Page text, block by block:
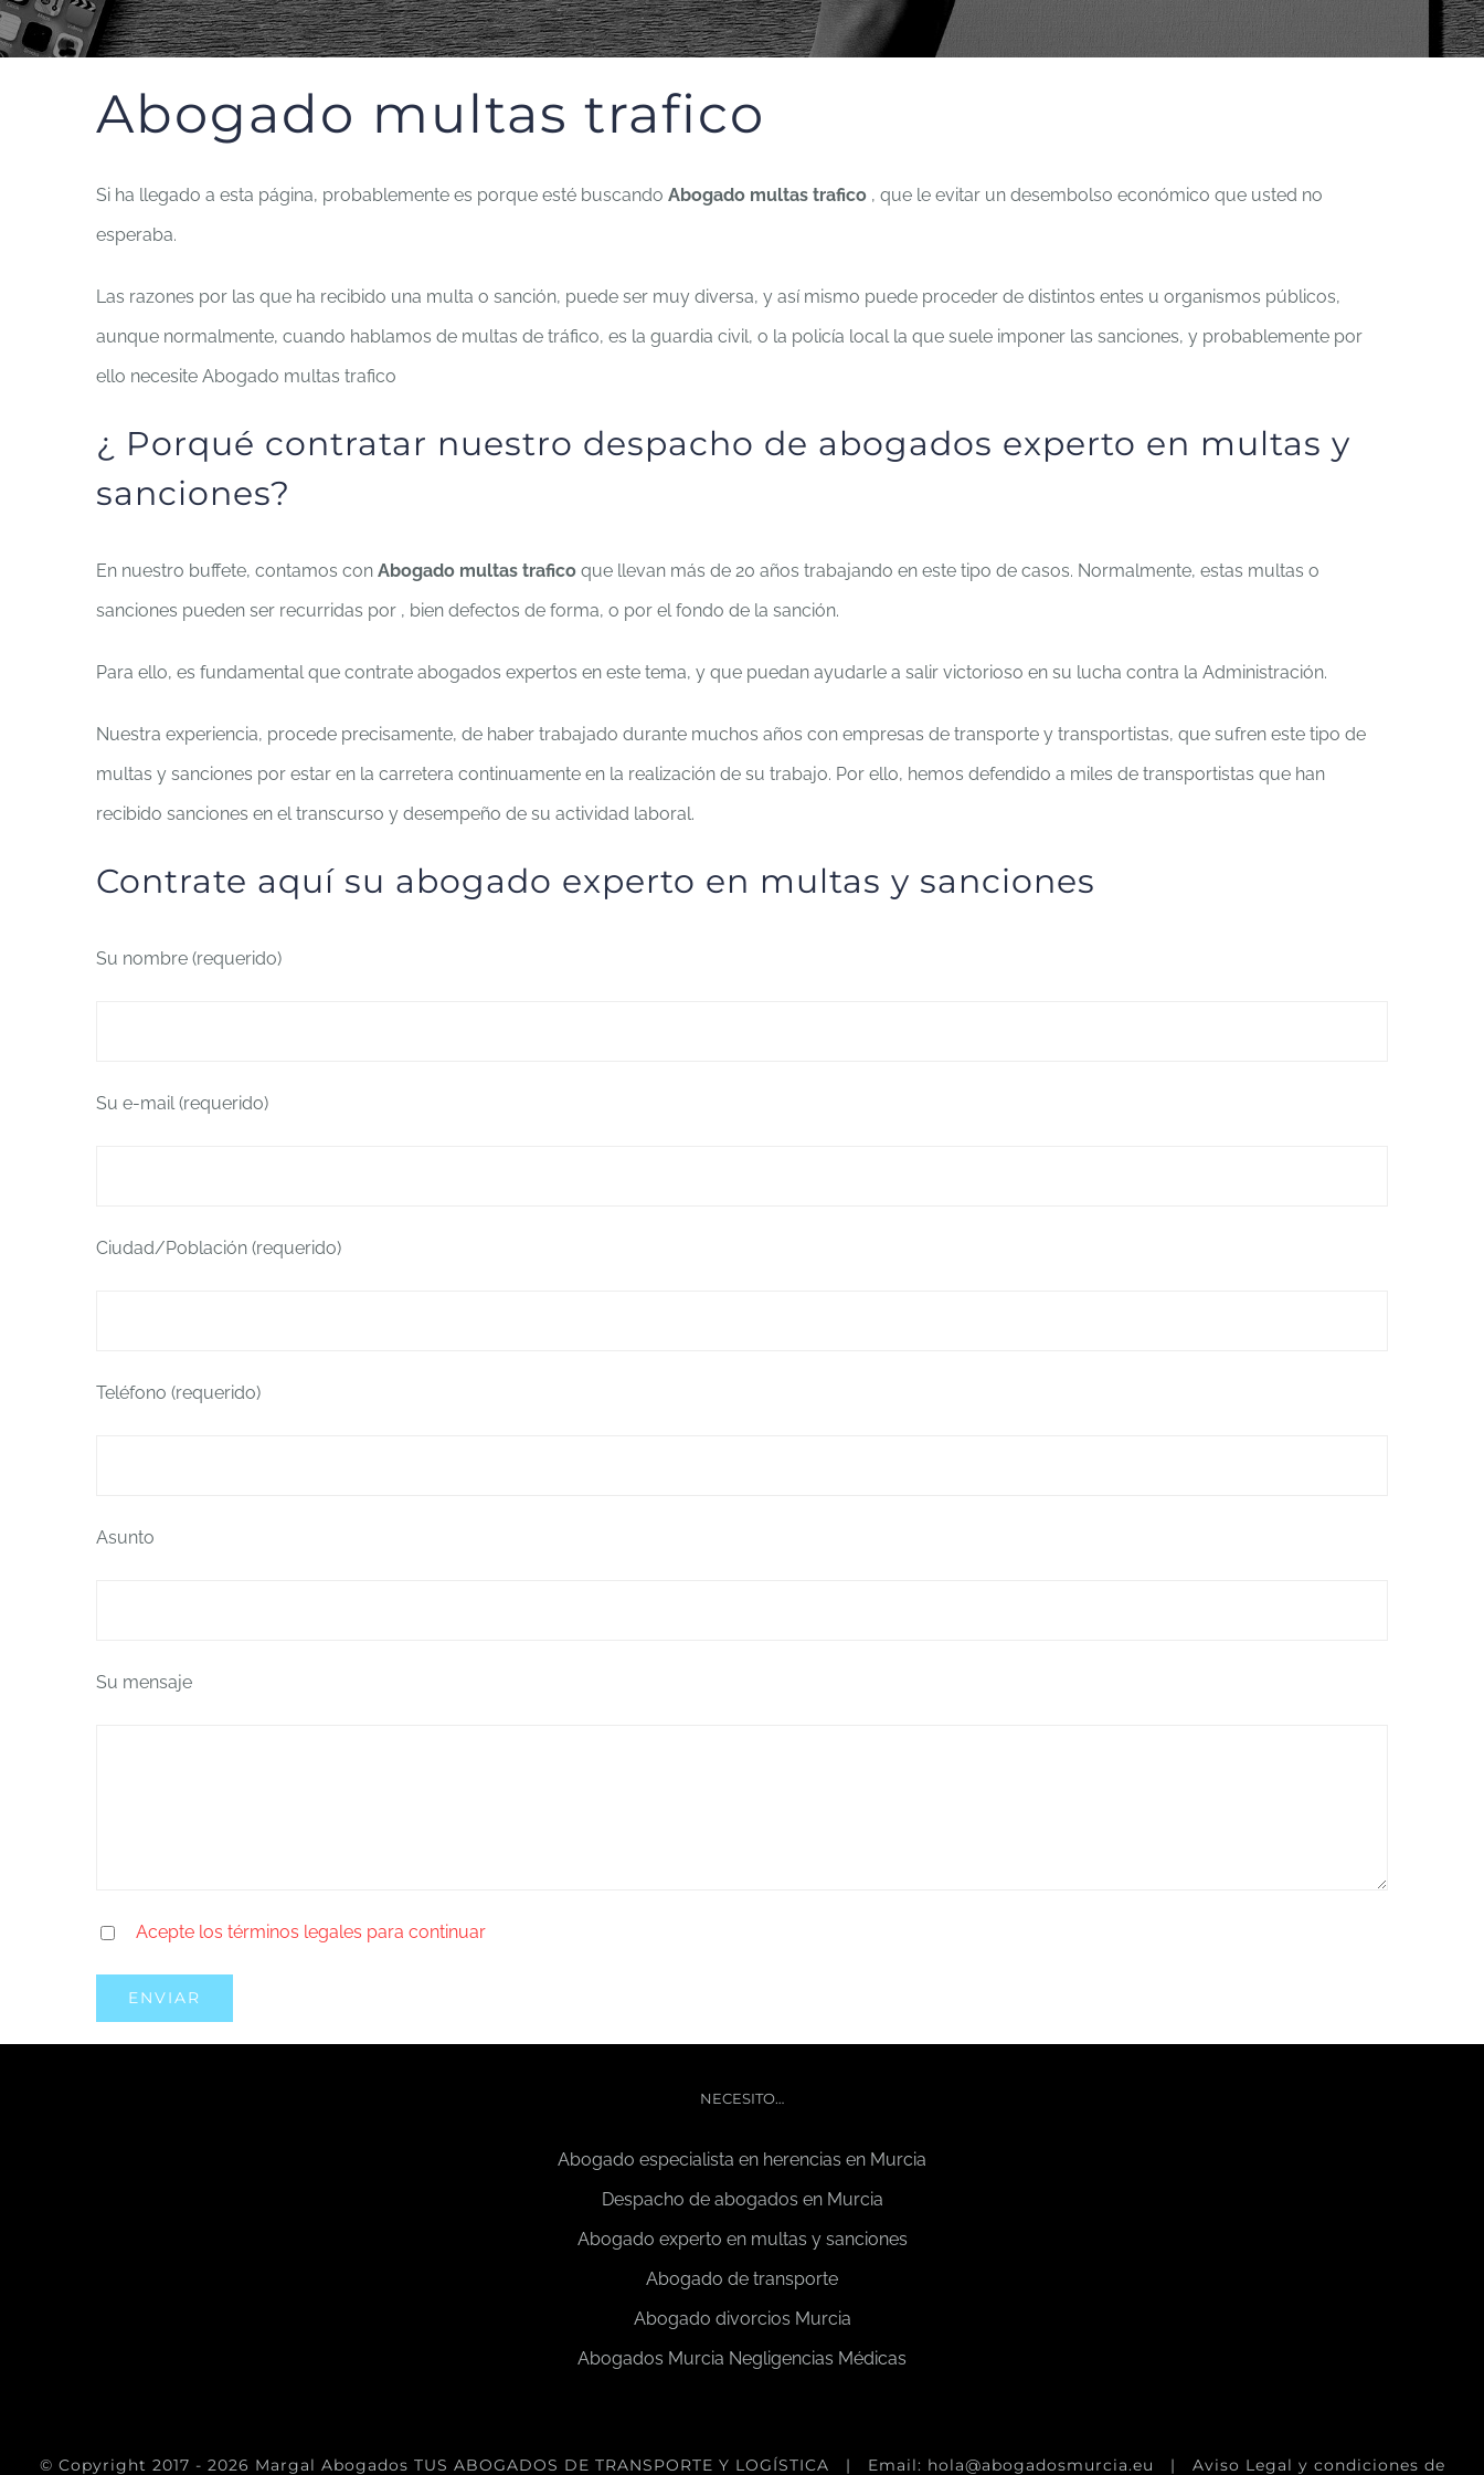
Abogado multas trafico
Si ha llegado a esta página, probablemente es porque esté buscando Abogado multas trafico , que le evitar un desembolso económico que usted no
esperaba.
Las razones por las que ha recibido una multa o sanción, puede ser muy diversa, y así mismo puede proceder de distintos entes u organismos públicos,
aunque normalmente, cuando hablamos de multas de tráfico, es la guardia civil, o la policía local la que suele imponer las sanciones, y probablemente por
ello necesite Abogado multas trafico
¿ Porqué contratar nuestro despacho de abogados experto en multas y
sanciones?
En nuestro buffete, contamos con Abogado multas trafico que llevan más de 20 años trabajando en este tipo de casos. Normalmente, estas multas o
sanciones pueden ser recurridas por , bien defectos de forma, o por el fondo de la sanción.
Para ello, es fundamental que contrate abogados expertos en este tema, y que puedan ayudarle a salir victorioso en su lucha contra la Administración.
Nuestra experiencia, procede precisamente, de haber trabajado durante muchos años con empresas de transporte y transportistas, que sufren este tipo de
multas y sanciones por estar en la carretera continuamente en la realización de su trabajo. Por ello, hemos defendido a miles de transportistas que han
recibido sanciones en el transcurso y desempeño de su actividad laboral.
Contrate aquí su abogado experto en multas y sanciones
Su nombre (requerido)
Su e-mail (requerido)
Ciudad/Población (requerido)
Teléfono (requerido)
Asunto
Su mensaje
Acepte los términos legales para continuar
NECESITO…
Abogado especialista en herencias en Murcia
Despacho de abogados en Murcia
Abogado experto en multas y sanciones
Abogado de transporte
Abogado divorcios Murcia
Abogados Murcia Negligencias Médicas
© Copyright 2017 - 2026 Margal Abogados TUS ABOGADOS DE TRANSPORTE Y LOGÍSTICA | Email: hola@abogadosmurcia.eu | Aviso Legal y condiciones de